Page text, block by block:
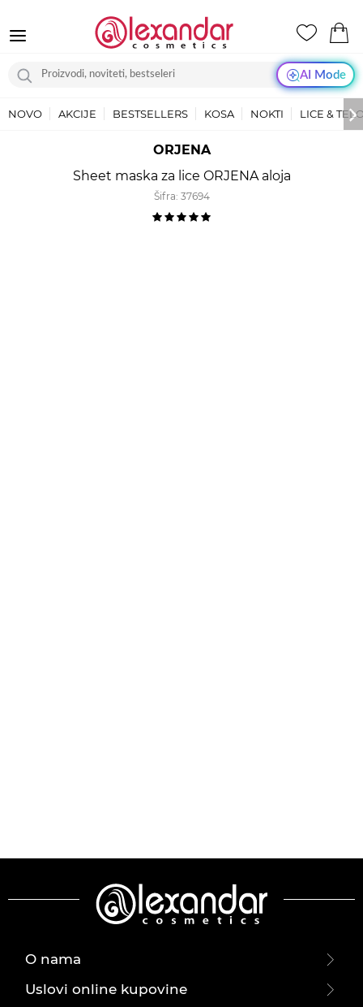
AI Mode
NOVO AKCIJE BESTSELLERS KOSA NOKTI LICE &
ORJENA
Sheet maska za lice ORJENA aloja
Šifra: 37694
O nama
Uslovi online kupovine